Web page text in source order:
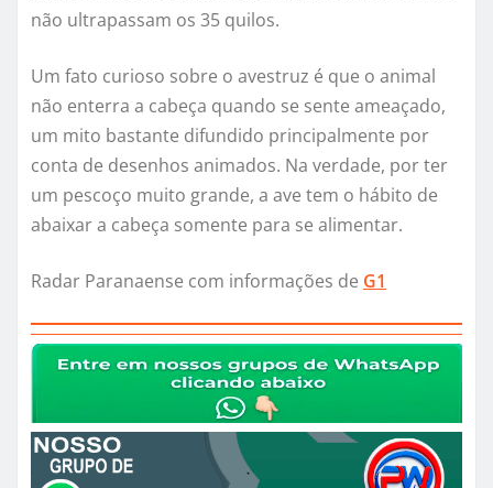
não ultrapassam os 35 quilos.
Um fato curioso sobre o avestruz é que o animal
não enterra a cabeça quando se sente ameaçado,
um mito bastante difundido principalmente por
conta de desenhos animados. Na verdade, por ter
um pescoço muito grande, a ave tem o hábito de
abaixar a cabeça somente para se alimentar.
Radar Paranaense com informações de G1